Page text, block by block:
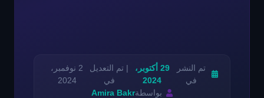
تم النشر
في
29 أكتوبر،
2024
| تم التعديل
في
2 نوفمبر،
2024
بواسطةAmira Bakr